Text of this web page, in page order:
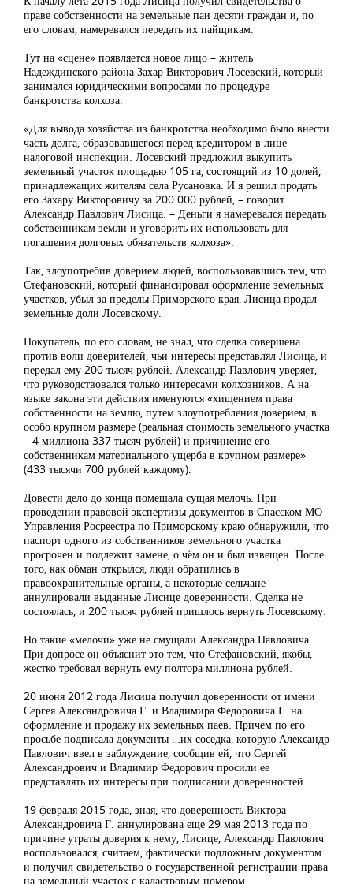
праве собственности на земельные паи десяти граждан и, по
его словам, намеревался передать их пайщикам.
Тут на «сцене» появляется новое лицо – житель
Надеждинского района Захар Викторович Лосевский, который
занимался юридическими вопросами по процедуре
банкротства колхоза.
«Для вывода хозяйства из банкротства необходимо было внести
часть долга, образовавшегося перед кредитором в лице
налоговой инспекции. Лосевский предложил выкупить
земельный участок площадью 105 га, состоящий из 10 долей,
принадлежащих жителям села Русановка. И я решил продать
его Захару Викторовичу за 200 000 рублей, – говорит
Александр Павлович Лисица. – Деньги я намеревался передать
собственникам земли и уговорить их использовать для
погашения долговых обязательств колхоза».
Так, злоупотребив доверием людей, воспользовавшись тем, что
Стефановский, который финансировал оформление земельных
участков, убыл за пределы Приморского края, Лисица продал
земельные доли Лосевскому.
Покупатель, по его словам, не знал, что сделка совершена
против воли доверителей, чьи интересы представлял Лисица, и
передал ему 200 тысяч рублей. Александр Павлович уверяет,
что руководствовался только интересами колхозников. А на
языке закона эти действия именуются «хищением права
собственности на землю, путем злоупотребления доверием, в
особо крупном размере (реальная стоимость земельного участка
– 4 миллиона 337 тысяч рублей) и причинение его
собственникам материального ущерба в крупном размере»
(433 тысячи 700 рублей каждому).
Довести дело до конца помешала сущая мелочь. При
проведении правовой экспертизы документов в Спасском МО
Управления Росреестра по Приморскому краю обнаружили, что
паспорт одного из собственников земельного участка
просрочен и подлежит замене, о чём он и был извещен. После
того, как обман открылся, люди обратились в
правоохранительные органы, а некоторые сельчане
аннулировали выданные Лисице доверенности. Сделка не
состоялась, и 200 тысяч рублей пришлось вернуть Лосевскому.
Но такие «мелочи» уже не смущали Александра Павловича.
При допросе он объяснит это тем, что Стефановский, якобы,
жестко требовал вернуть ему полтора миллиона рублей.
20 июня 2012 года Лисица получил доверенности от имени
Сергея Александровича Г. и Владимира Федоровича Г. на
оформление и продажу их земельных паев. Причем по его
просьбе подписала документы …их соседка, которую Александр
Павлович ввел в заблуждение, сообщив ей, что Сергей
Александрович и Владимир Федорович просили ее
представлять их интересы при подписании доверенностей.
19 февраля 2015 года, зная, что доверенность Виктора
Александровича Г. аннулирована еще 29 мая 2013 года по
причине утраты доверия к нему, Лисице, Александр Павлович
воспользовался, считаем, фактически подложным документом
и получил свидетельство о государственной регистрации права
на земельный участок с кадастровым номером